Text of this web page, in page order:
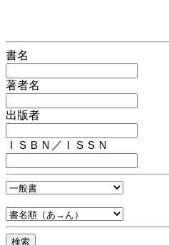
書名
著者名
出版者
ＩＳＢＮ／ＩＳＳＮ